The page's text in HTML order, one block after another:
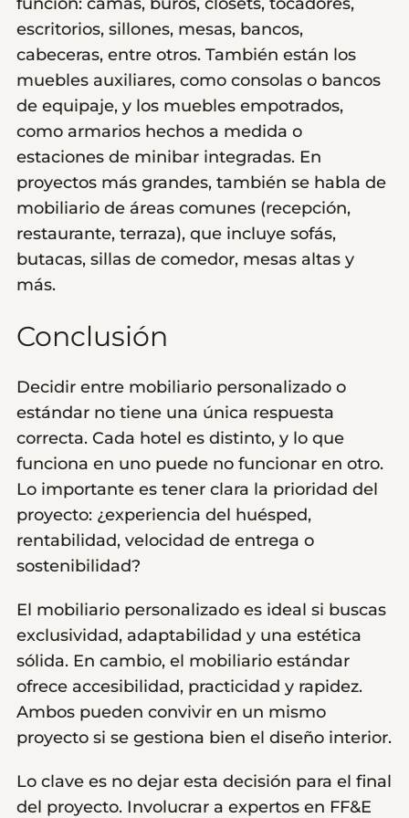
escritorios, sillones, mesas, bancos,
cabeceras, entre otros. También están los
muebles auxiliares, como consolas o bancos
de equipaje, y los muebles empotrados,
como armarios hechos a medida o
estaciones de minibar integradas. En
proyectos más grandes, también se habla de
mobiliario de áreas comunes (recepción,
restaurante, terraza), que incluye sofás,
butacas, sillas de comedor, mesas altas y
más.
Conclusión
Decidir entre mobiliario personalizado o
estándar no tiene una única respuesta
correcta. Cada hotel es distinto, y lo que
funciona en uno puede no funcionar en otro.
Lo importante es tener clara la prioridad del
proyecto: ¿experiencia del huésped,
rentabilidad, velocidad de entrega o
sostenibilidad?
El mobiliario personalizado es ideal si buscas
exclusividad, adaptabilidad y una estética
sólida. En cambio, el mobiliario estándar
ofrece accesibilidad, practicidad y rapidez.
Ambos pueden convivir en un mismo
proyecto si se gestiona bien el diseño interior.
Lo clave es no dejar esta decisión para el final
del proyecto. Involucrar a expertos en FF&E